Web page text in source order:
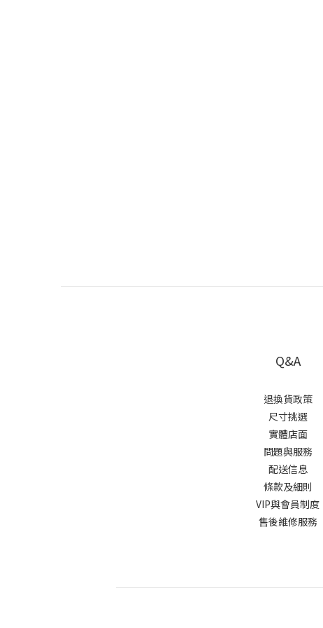
Q&A
退換貨政策
尺寸挑選
實體店面
問題與服務
配送信息
條款及細則
VIP與會員制度
售後維修服務